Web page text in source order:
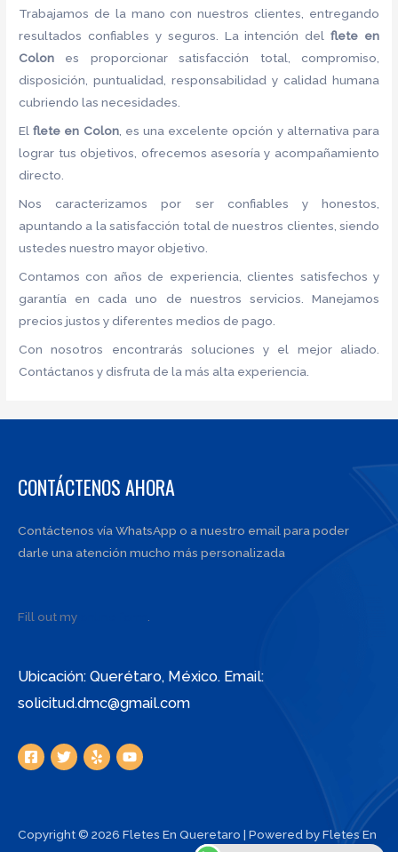
Trabajamos de la mano con nuestros clientes, entregando
resultados confiables y seguros. La intención delflete en
Colon es proporcionar satisfacción total, compromiso,
disposición, puntualidad, responsabilidad y calidad humana
cubriendo las necesidades.
Elflete en Colon, es una excelente opción y alternativa para
lograr tus objetivos, ofrecemos asesoría y acompañamiento
directo.
Nos caracterizamos por ser confiables y honestos,
apuntando a la satisfacción total de nuestros clientes, siendo
ustedes nuestro mayor objetivo.
Contamos con años de experiencia, clientes satisfechos y
garantía en cada uno de nuestros servicios. Manejamos
precios justos y diferentes medios de pago.
Con nosotros encontrarás soluciones y el mejor aliado.
Contáctanos y disfruta de la más alta experiencia.
CONTÁCTENOS AHORA
Contáctenos vía WhatsApp o a nuestro email para poder
darle una atención mucho más personalizada
Fill out my .
Ubicación: Querétaro, México. Email:
solicitud.dmc@gmail.com
Copyright © 2026 Fletes En Queretaro | Powered by Fletes En